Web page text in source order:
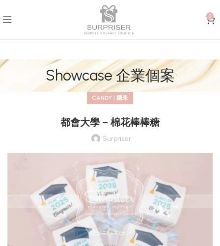
0
Showcase 企業個案
CANDY | 糖果
都會大學 – 棉花棒棒糖
Surpriser